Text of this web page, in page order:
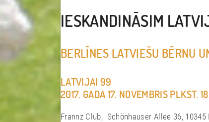
IESKANDINĀSIM
BERLĪNES LATVIEŠU BĒRNU
LATVIJAI 99
2017. GADA 17. NOVEMBRIS PLKST.
Frannz Club, Schönhauser Allee 36, 10345